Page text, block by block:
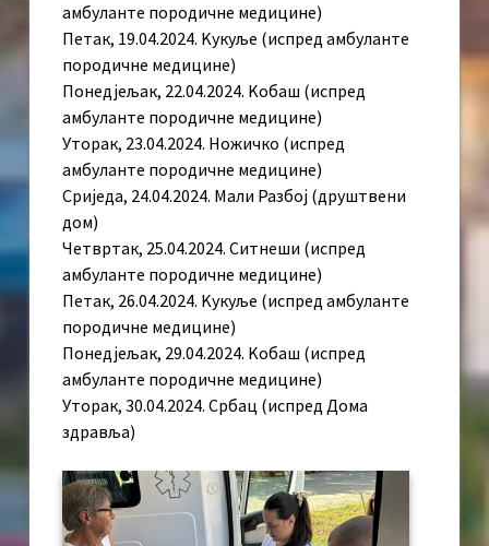
амбуланте породичне медицине)
Петак, 19.04.2024. Kукуље (испред амбуланте
породичне медицине)
Понедјељак, 22.04.2024. Kобаш (испред
амбуланте породичне медицине)
Уторак, 23.04.2024. Ножичко (испред
амбуланте породичне медицине)
Сриједа, 24.04.2024. Мали Разбој (друштвени
дом)
Четвртак, 25.04.2024. Ситнеши (испред
амбуланте породичне медицине)
Петак, 26.04.2024. Kукуље (испред амбуланте
породичне медицине)
Понедјељак, 29.04.2024. Kобаш (испред
амбуланте породичне медицине)
Уторак, 30.04.2024. Србац (испред Дома
здравља)